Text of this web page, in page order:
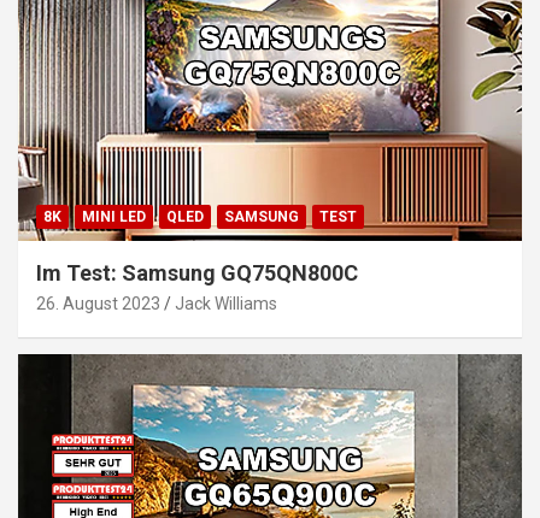
8K MINI LED QLED SAMSUNG TEST
Im Test: Samsung GQ75QN800C
26. August 2023 Jack Williams